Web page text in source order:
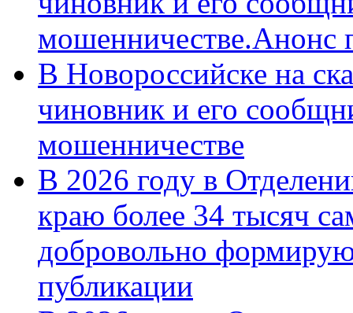
мошенничестве.Анонс
В Новороссийске на
чиновник и его
мошенничестве
В 2026 году в
краю более 34 тысяч
добровольно
публикации